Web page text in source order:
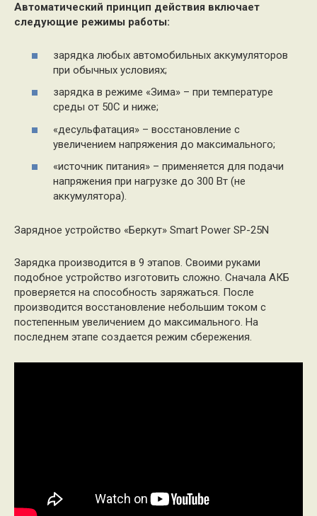
Автоматический принцип действия включает
следующие режимы работы:
зарядка любых автомобильных аккумуляторов
при обычных условиях;
зарядка в режиме «Зима» – при температуре
среды от 50С и ниже;
«десульфатация» – восстановление с
увеличением напряжения до максимального;
«источник питания» – применяется для подачи
напряжения при нагрузке до 300 Вт (не
аккумулятора).
Зарядное устройство «Беркут» Smart Power SP-25N
Зарядка производится в 9 этапов. Своими руками
подобное устройство изготовить сложно. Сначала АКБ
проверяется на способность заряжаться. После
производится восстановление небольшим током с
постепенным увеличением до максимального. На
последнем этапе создается режим сбережения.